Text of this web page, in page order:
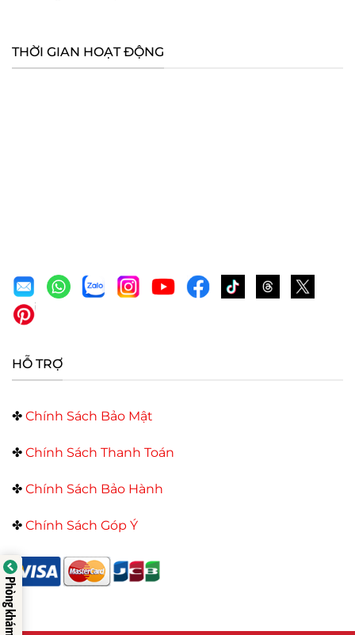
THỜI GIAN HOẠT ĐỘNG
HỖ TRỢ
✤ Chính Sách Bảo Mật
✤ Chính Sách Thanh Toán
✤ Chính Sách Bảo Hành
✤ Chính Sách Góp Ý